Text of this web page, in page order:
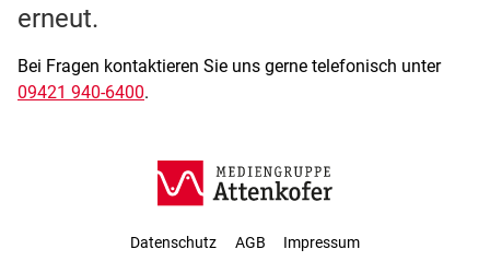
erneut.
Bei Fragen kontaktieren Sie uns gerne telefonisch unter
09421 940-6400.
Datenschutz AGB Impressum